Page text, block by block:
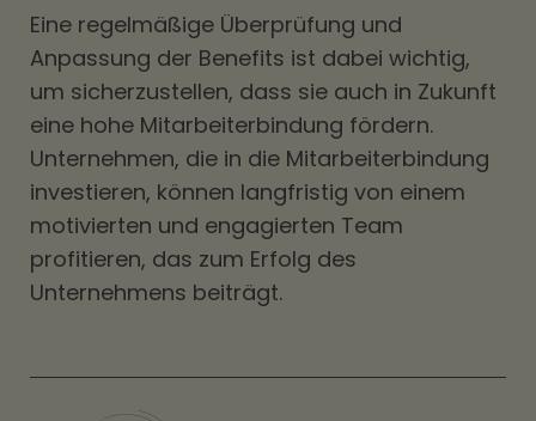
Eine regelmäßige Überprüfung und
Anpassung der Benefits ist dabei wichtig,
um sicherzustellen, dass sie auch in Zukunft
eine hohe Mitarbeiterbindung fördern.
Unternehmen, die in die Mitarbeiterbindung
investieren, können langfristig von einem
motivierten und engagierten Team
profitieren, das zum Erfolg des
Unternehmens beiträgt.